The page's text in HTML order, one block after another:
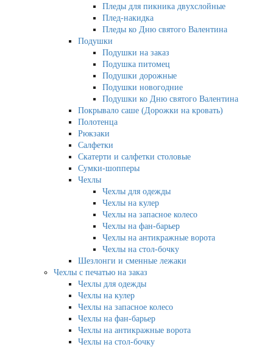
Пледы для пикника двухслойные
Плед-накидка
Пледы ко Дню святого Валентина
Подушки
Подушки на заказ
Подушка питомец
Подушки дорожные
Подушки новогодние
Подушки ко Дню святого Валентина
Покрывало саше (Дорожки на кровать)
Полотенца
Рюкзаки
Салфетки
Скатерти и салфетки столовые
Сумки-шопперы
Чехлы
Чехлы для одежды
Чехлы на кулер
Чехлы на запасное колесо
Чехлы на фан-барьер
Чехлы на антикражные ворота
Чехлы на стол-бочку
Шезлонги и сменные лежаки
Чехлы с печатью на заказ
Чехлы для одежды
Чехлы на кулер
Чехлы на запасное колесо
Чехлы на фан-барьер
Чехлы на антикражные ворота
Чехлы на стол-бочку